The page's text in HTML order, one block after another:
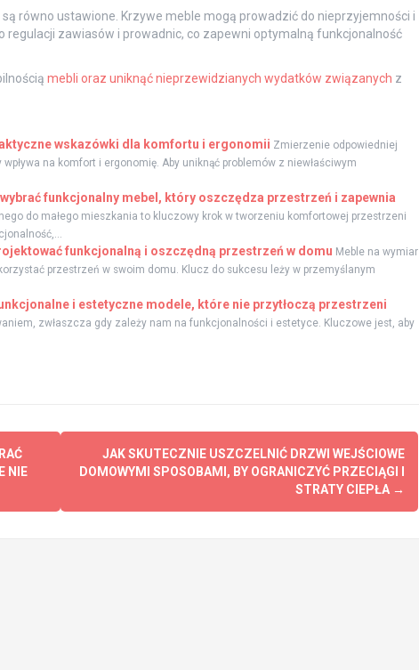
równo ustawione. Krzywe meble mogą prowadzić do nieprzyjemności i
regulacji zawiasów i prowadnic, co zapewni optymalną funkcjonalność
mebli oraz uniknąć nieprzewidzianych wydatków związanych z
wskazówki dla komfortu i ergonomii Zmierzenie odpowiedniej
na komfort i ergonomię. Aby uniknąć problemów z niewłaściwym
funkcjonalny mebel, który oszczędza przestrzeń i zapewnia
do małego mieszkania to kluczowy krok w tworzeniu komfortowej przestrzeni
funkcjonalną i oszczędną przestrzeń w domu Meble na wymiar
przestrzeń w swoim domu. Klucz do sukcesu leży w przemyślanym
i estetyczne modele, które nie przytłoczą przestrzeni
zwłaszcza gdy zależy nam na funkcjonalności i estetyce. Kluczowe jest, aby
NIE
JAK SKUTECZNIE USZCZELNIĆ DRZWI WEJŚCIOWE
DOMOWYMI SPOSOBAMI, BY OGRANICZYĆ PRZECIĄGI I
STRATY CIEPŁA →